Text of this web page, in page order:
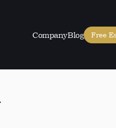
CompanyBlog Free